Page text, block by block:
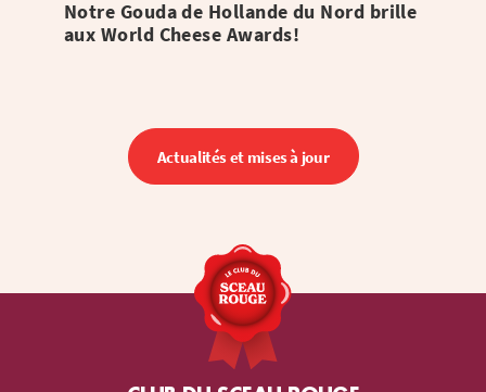
Notre Gouda de Hollande du Nord brille
aux World Cheese Awards!
Actualités et mises à jour